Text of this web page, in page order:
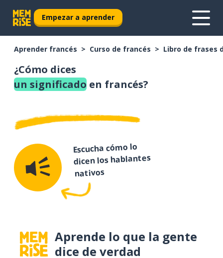
Empezar a aprender
Aprender francés Curso de francés Libro de frases
¿Cómo dices
un significado en francés?
Escucha cómo lo
dicen los hablantes
nativos
Aprende lo que la gente
dice de verdad